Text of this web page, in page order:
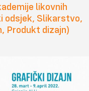
likovnih
odsjek, Slikarstvo,
Produkt dizajn)